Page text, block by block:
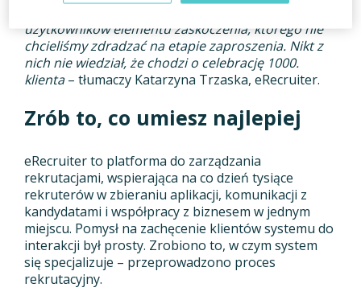
użytkowników elementu zaskoczenia, którego nie
chcieliśmy zdradzać na etapie zaproszenia. Nikt z
nich nie wiedział, że chodzi o celebrację 1000.
klienta– tłumaczy Katarzyna Trzaska, eRecruiter.
Zrób to, co umiesz najlepiej
eRecruiter to platforma do zarządzania
rekrutacjami, wspierająca na co dzień tysiące
rekruterów w zbieraniu aplikacji, komunikacji z
kandydatami i współpracy z biznesem w jednym
miejscu. Pomysł na zachęcenie klientów systemu do
interakcji był prosty. Zrobiono to, w czym system
się specjalizuje – przeprowadzono proces
rekrutacyjny.